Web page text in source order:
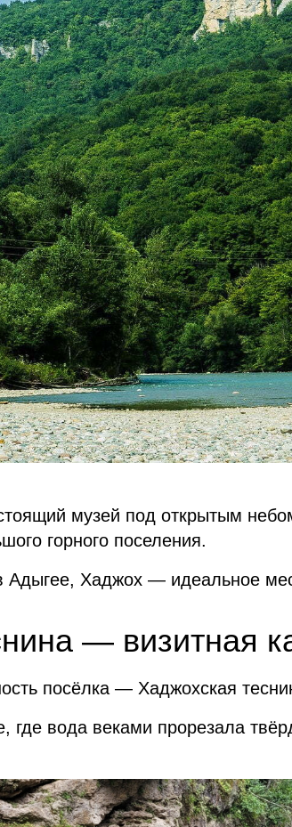
музей под открытым
горного поселения.
Адыгее, Хаджох — идеальное
— визитная
посёлка — Хаджохская
где вода веками прорезала